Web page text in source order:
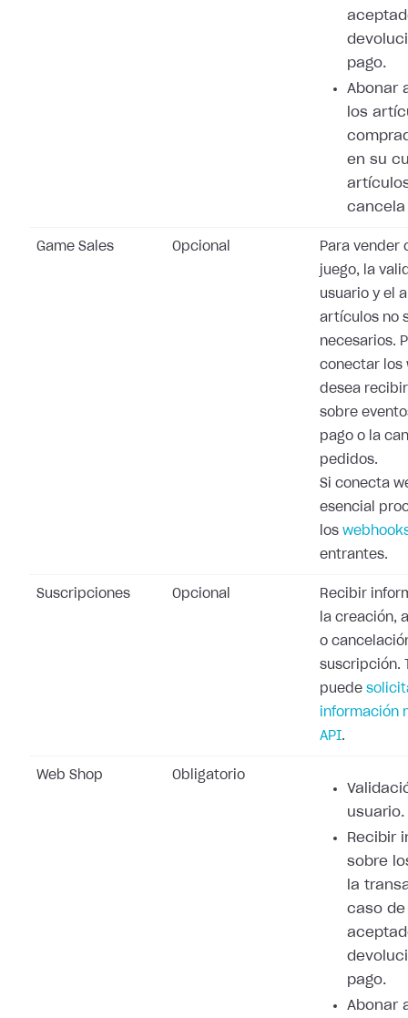
pago.
Abonar
los
en su
cancela
Game Sales Opcional
Para vender
juego, la
usuario y el
artículos no
necesarios.
conectar los
desea
sobre
pago o la
pedidos.
Si conecta
esencial
los
entrantes.
Suscripciones Opcional
Recibir
la creación,
o
suscripción.
puede
información
API.
Web Shop Obligatorio
usuario.
Recibir
sobre
la
caso de
pago.
Abonar